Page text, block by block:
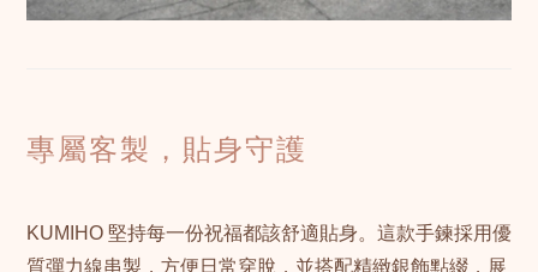
專屬客製，貼身守護
KUMIHO 堅持每一份祝福都該舒適貼身。這款手鍊採用優
質彈力線串製，方便日常穿脫，並搭配精緻銀飾點綴，展